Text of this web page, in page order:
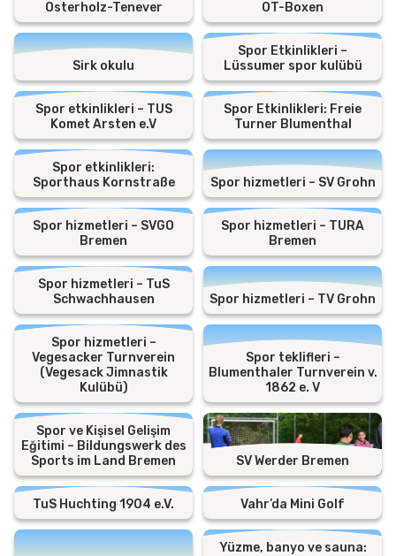
Osterholz-Tenever
OT-Boxen
Sirk okulu
Spor Etkinlikleri –
Lüssumer spor kulübü
Spor etkinlikleri – TUS
Komet Arsten e.V
Spor Etkinlikleri: Freie
Turner Blumenthal
Spor etkinlikleri:
Sporthaus Kornstraße
Spor hizmetleri – SV Grohn
Spor hizmetleri – SVGO
Bremen
Spor hizmetleri – TURA
Bremen
Spor hizmetleri – TuS
Schwachhausen
Spor hizmetleri – TV Grohn
Spor hizmetleri –
Vegesacker Turnverein
(Vegesack Jimnastik
Kulübü)
Spor teklifleri –
Blumenthaler Turnverein v.
1862 e. V
Spor ve Kişisel Gelişim
Eğitimi – Bildungswerk des
Sports im Land Bremen
SV Werder Bremen
TuS Huchting 1904 e.V. Vahr’da Mini Golf
Yüzme, banyo ve sauna: